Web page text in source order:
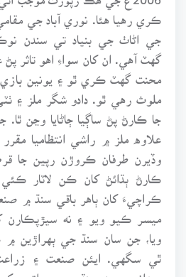
ڪري رهيا هئا. نوري آباد جي
جي اڻاٺ جي بنياد تي سندن
گهٽ آهي. ان کان سواءِ اهو تاثر پڻ
محنت گهٽ ڪري ٿو ۽ يونين
ملوث رهي ٿو. دادو شگر ملز ۽
جا ڪارڻ پڻ ساڳيا ڄاڻايا وڃن ٿا.
علاوه ملز ۾ راشي انتظاميا
وڏيرن طرفان ڪروڙن رپين جا
ڪارڻ ٻڌائڻ کان ڪن لاٽار
ڪراچيءَ کان ٻاهر باقي سنڌ ۾
ميسر ڪيو ويو ۽ نه سيڙپڪارن
ويا، جن سان سنڌ جي ٻهراڙين
ٿي سگهي. ايئن صنعت ۽
ميدانن ۾ به سنڌ جي ٻهراڙين